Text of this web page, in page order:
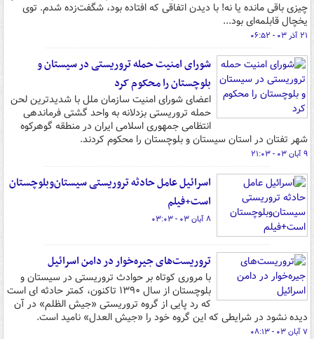
چیزی باقی مانده یا نه! با دیدن اتفاقی که افتاده بود، شگفت‌زده شدم. توی
یخچال قابلمه‌ای بود...
۲۱ آذر ۰۳ - ۰۶:۵۲
شورای امنیت حمله تروریستی در سیستان و
بلوچستان را محکوم کرد
اعضای شورای امنیت سازمان ملل با شدیدترین لحن
حمله تروریستی بزدلانه به واحد گشتی فرماندهی
انتظامی جمهوری اسلامی ایران در منطقه گوهرکوه
شهر تفتان در استان سیستان و بلوچستان را محکوم کردند.
۹ آبان ۰۳ - ۲۱:۰۳
اسرائیل عامل حادثه تروریستی سیستان‌وبلوچستان
است+فیلم
۸ آبان ۰۳ - ۰۳:۰۳
تروریست‌های جیره‌خوار در دامن اسرائیل
با مروری کوتاه بر حوادث تروریستی در سیستان و
بلوچستان از سال ۱۳۹۰ تاکنون، کمتر حادثه ای است
که رد پایی از گروه تروریستی «جیش الظلم» در آن
دیده نشود در شرایطی که این گروه خود را «جیش العدل» نامید است.
۷ آبان ۰۳ - ۰۸:۱۳